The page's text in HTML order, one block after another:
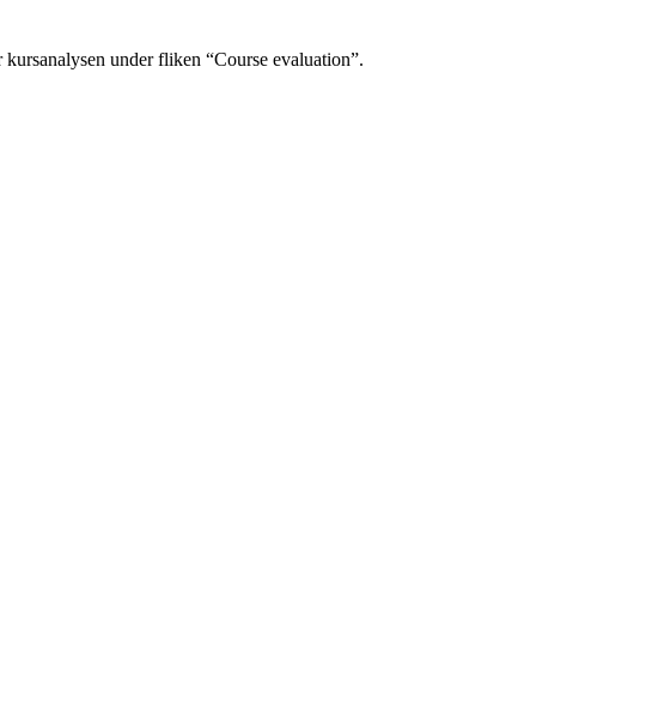
under fliken “Course evaluation”.